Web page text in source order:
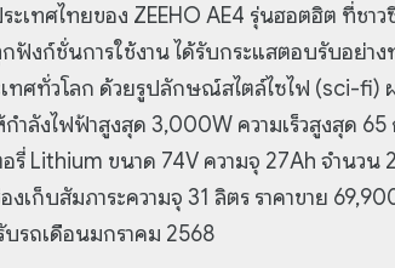
เทศไทยของ ZEEHO AE4 รุ่นฮอตฮิต ที่ชาว
ฟังก์ชั่นการใช้งาน ได้รับกระแสตอบรับอย่
ทศทั่วโลก ด้วยรูปลักษณ์สไตล์ไซไฟ (sci-fi)
ำลังไฟฟ้าสูงสุด 3,000W ความเร็วสูงสุด 65
รี่ Lithium ขนาด 74V ความจุ 27Ah จำนวน
เก็บสัมภาระความจุ 31 ลิตร ราคาขาย
รถเดือนมกราคม 2568